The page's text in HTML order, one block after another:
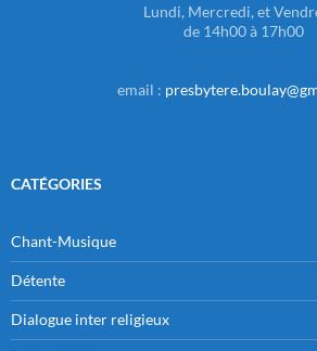
Lundi, Mercredi, et
de 14h00 à 17h00
email :
CATÉGORIES
Chant-Musique
Détente
Dialogue inter religieux